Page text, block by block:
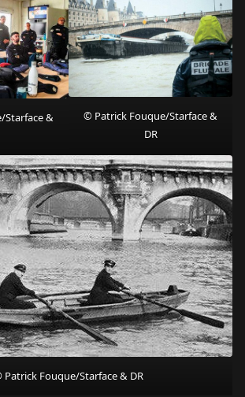
Starface &
© Patrick Fouque/Starface &
DR
Patrick Fouque/Starface & DR